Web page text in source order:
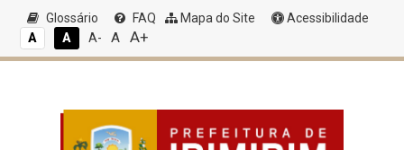
Glossário FAQ Mapa do Site
Acessibilidade
A
A A- A A+